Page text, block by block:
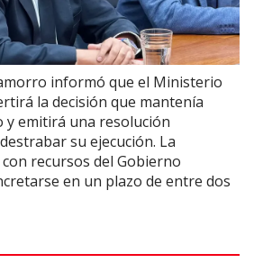
informó que el Ministerio
la decisión que mantenía
y emitirá una resolución
su ejecución. La
recursos del Gobierno
en un plazo de entre dos